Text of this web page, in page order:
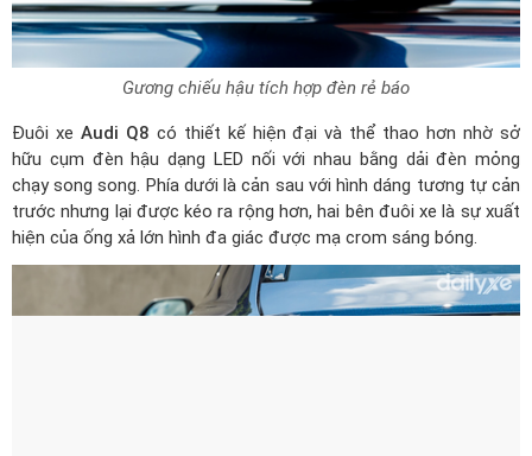
Gương chiếu hậu tích hợp đèn rẻ báo
Đuôi xe Audi Q8 có thiết kế hiện đại và thể thao hơn nhờ sở
hữu cụm đèn hậu dạng LED nối với nhau bằng dải đèn mỏng
chạy song song. Phía dưới là cản sau với hình dáng tương tự cản
trước nhưng lại được kéo ra rộng hơn, hai bên đuôi xe là sự xuất
hiện của ống xả lớn hình đa giác được mạ crom sáng bóng.